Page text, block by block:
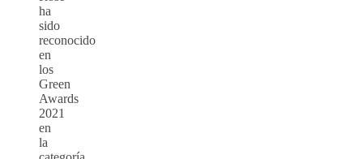
ha
sido
reconocido
en
los
Green
Awards
2021
en
la